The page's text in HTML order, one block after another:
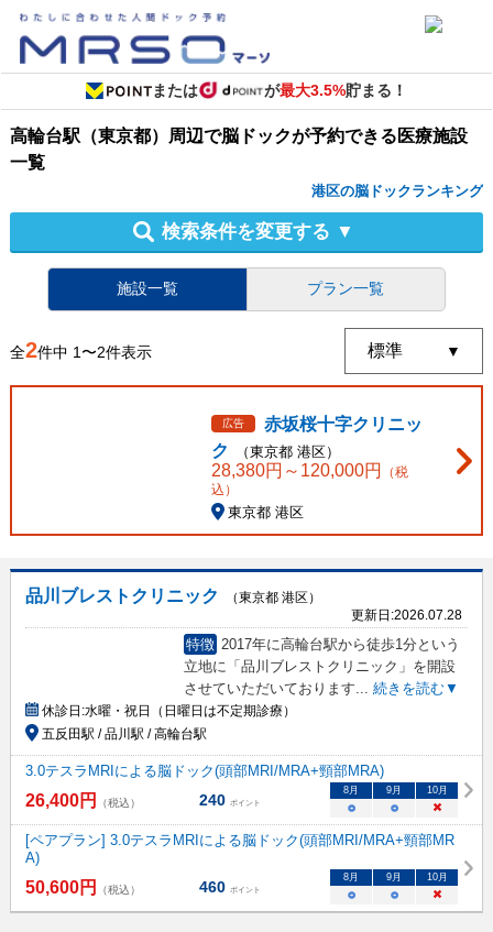
または が最大3.5%貯まる！
高輪台駅（東京都）周辺で脳ドックが予約できる医療施設
一覧
港区の脳ドックランキング
検索条件を変更する ▼
施設一覧 プラン一覧
全2件中 1〜2件表示
広告
赤坂桜十字クリニッ
ク
（東京都 港区）
28,380円～ 120,000円
（税
込）
東京都 港区
品川ブレストクリニック
（東京都 港区）
更新日:2026.07.28
特徴 2017年に高輪台駅から徒歩1分という
立地に「品川ブレストクリニック」を開設
させていただいております... 続きを読む▼
休診日:水曜・祝日（日曜日は不定期診療）
五反田駅 / 品川駅 / 高輪台駅
3.0テスラMRIによる脳ドック(頭部MRI/MRA+頸部MRA)
26,400円 （税込） 240 ポイント
8月 9月 10月
○ ○ ×
[ペアプラン] 3.0テスラMRIによる脳ドック(頭部MRI/MRA+頸部MR
A)
50,600円 （税込） 460 ポイント
8月 9月 10月
○ ○ ×